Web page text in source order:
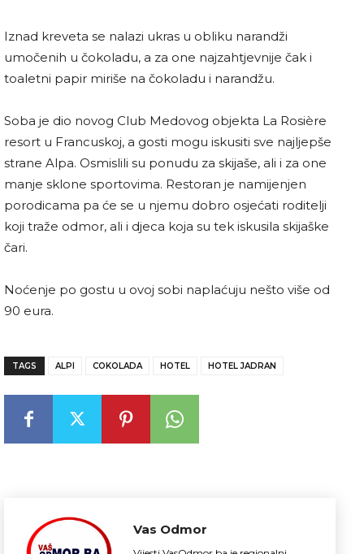
Iznad kreveta se nalazi ukras u obliku narandži
umočenih u čokoladu, a za one najzahtjevnije čak i
toaletni papir miriše na čokoladu i narandžu.
Soba je dio novog Club Medovog objekta La Rosière
resort u Francuskoj, a gosti mogu iskusiti sve najljepše
strane Alpa. Osmislili su ponudu za skijaše, ali i za one
manje sklone sportovima. Restoran je namijenjen
porodicama pa će se u njemu dobro osjećati roditelji
koji traže odmor, ali i djeca koja su tek iskusila skijaške
čari.
Noćenje po gostu u ovoj sobi naplaćuju nešto više od
90 eura.
TAGS ALPI COKOLADA HOTEL HOTEL JADRAN
Vas Odmor